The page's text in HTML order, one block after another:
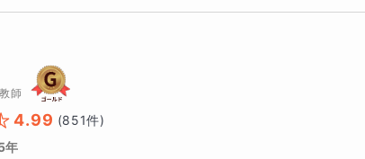
めるようになる喜びを、あなたにも。
せんか？
師
4.99 (851件)
年